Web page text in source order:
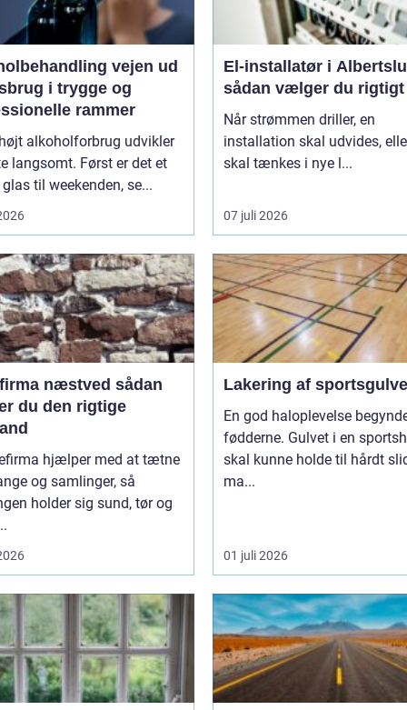
vejen ud
i trygge og
rammer
alkoholforbrug udvikler
langsomt. Først er det et
til weekenden, se...
El-installatør i
sådan vælger du rigtigt
Når strømmen driller, en
installation skal udvides,
skal tænkes i nye l...
07 juli 2026
næstved sådan
du den rigtige
hjælper med at tætne
og samlinger, så
holder sig sund, tør og
Lakering af sportsgulve
En god haloplevelse
fødderne. Gulvet i en
skal kunne holde til hårdt
ma...
01 juli 2026